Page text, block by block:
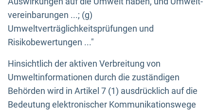
vereinbarungen ...; (g)
Umweltverträglichkeitsprüfungen und
Risikobewertungen ..."
Hinsichtlich der aktiven Verbreitung von
Umweltinformationen durch die zuständigen
Behörden wird in Artikel 7 (1) ausdrücklich auf die
Bedeutung elektronischer Kommunikationswege